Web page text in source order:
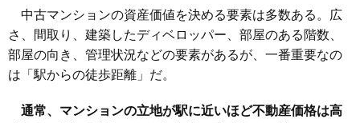
無料一括査定をする
船橋スカイビル
住所 千葉県船橋市宮本2丁目
交通 大神宮下駅（2分）、船橋駅（11分）
37 習志野台 125万円 2,623万円 87.5%
38 2,372万円
39 旭町 124万円
41 二宮 119万円 2,137万円 80.0%
19 船橋法典駅 126万円 2,701万円 77.6%
20 薬園台駅 123万円 2,587万円 85.7%
21 二和向台駅 121万円 2,173万円 86.1%
23 飯山満駅 83万円 1,578万円 70.4%
中古マンションの資産価値を決める要素は多数ある。広
さ、間取り、建築したディベロッパー、部屋のある階数、
部屋の向き、管理状況などの要素があるが、一番重要なの
は「駅からの徒歩距離」だ。
通常、マンションの立地が駅に近いほど不動産価格は高